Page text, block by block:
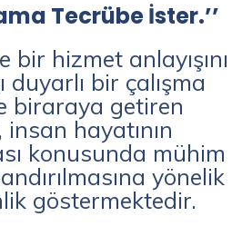
Tecrübe İster.’’
bir hizmet anlayışını
bir çalışma
biraraya getiren
insan hayatının
konusunda mühim
yönelik
göstermektedir.